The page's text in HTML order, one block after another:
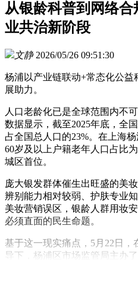
从银龄科普到网络
业共治新阶段
文静 2026/05/26 09:51:30
杨浦以产业链联动+常态化公
展助力。
人口老龄化已是全球范围内不
数据显示，截至2025年底，全
占全国总人口的23%。在上海
60岁及以上户籍老年人口占比
城区首位。
庞大银发群体催生出旺盛的美
辨别能力相对较弱、护肤专业
美妆营销误区，银龄人群用妆
必须直面的民生命题。
基于这一现实痛点，5月22日
导下，杨浦区市场监管局主办